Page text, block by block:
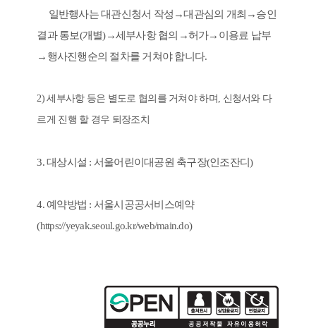
일반행사는 대관신청서 작성→대관심의 개최→승인
결과 통보(개별)→세부사항 협의→허가→이용료 납부
→행사진행순의 절차를 거쳐야 합니다.
2) 세부사항 등은 별도로 협의를 거쳐야 하며, 신청서와 다
르게 진행 할 경우 퇴장조치
3. 대상시설 : 서울어린이대공원 축구장(인조잔디)
4. 예약방법 : 서울시공공서비스예약
(https://yeyak.seoul.go.kr/web/main.do)